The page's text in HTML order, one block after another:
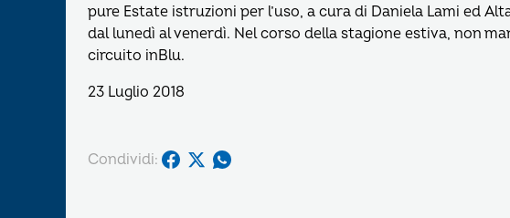
pure Estate istruzioni per l’uso, a cura di Daniela Lami ed
dal lunedì al venerdì. Nel corso della stagione estiva, non
circuito inBlu.
23 Luglio 2018
Condividi: